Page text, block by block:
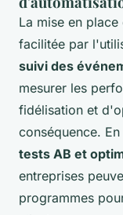
La mise en
facilitée par
suivi des
mesurer les
fidélisation et
conséquence.
tests AB et
entreprises
programmes